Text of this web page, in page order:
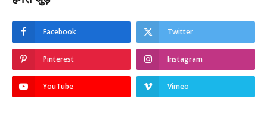
Facebook Twitter
Pinterest Instagram
YouTube Vimeo